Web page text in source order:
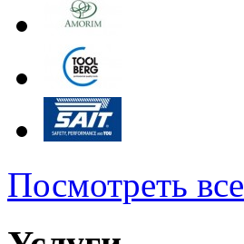
Посмотреть все